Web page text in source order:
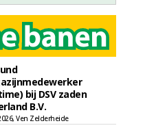
bij DSV zaden
B.V.
Ven Zelderheide